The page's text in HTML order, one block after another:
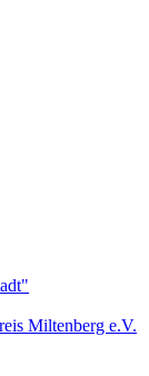
Miltenberg e.V.